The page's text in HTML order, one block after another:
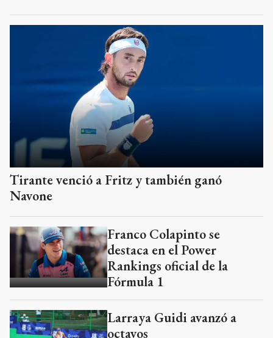
Tirante venció a Fritz y también ganó
Navone
Franco Colapinto se
destaca en el Power
Rankings oficial de la
Fórmula 1
Larraya Guidi avanzó a
octavos